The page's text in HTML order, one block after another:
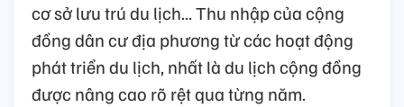
cơ sở lưu trú du lịch... Thu nhập của cộng
đồng dân cư địa phương từ các hoạt động
phát triển du lịch, nhất là du lịch cộng đồng
được nâng cao rõ rệt qua từng năm.